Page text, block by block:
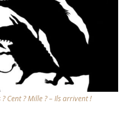
Cent ? Mille ? – Ils arrivent !